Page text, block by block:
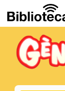
Salta al contingut principal